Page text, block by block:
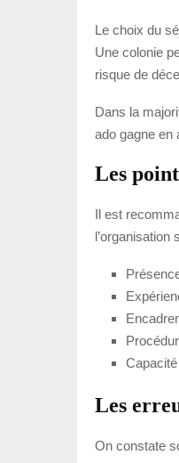
Le choix du
Une colonie
risque de
Dans la
ado gagne en
Les
Il est
Les
On constate